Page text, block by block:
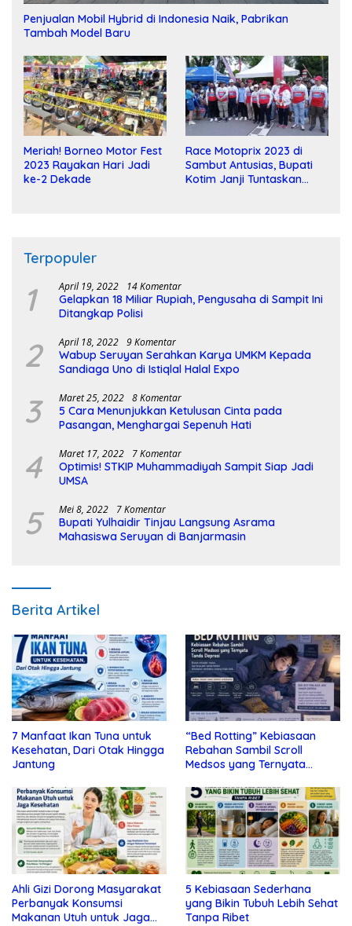
Penjualan Mobil Hybrid di Indonesia Naik, Pabrikan
Tambah Model Baru
Meriah! Borneo Motor Fest
2023 Rayakan Hari Jadi
ke-2 Dekade
Race Motoprix 2023 di
Sambut Antusias, Bupati
Kotim Janji Tuntaskan
Terpopuler
1 April 19, 2022 14 Komentar
Gelapkan 18 Miliar Rupiah, Pengusaha di Sampit Ini
Ditangkap Polisi
2 April 18, 2022 9 Komentar
Wabup Seruyan Serahkan Karya UMKM Kepada
Sandiaga Uno di Istiqlal Halal Expo
3 Maret 25, 2022 8 Komentar
5 Cara Menunjukkan Ketulusan Cinta pada
Pasangan, Menghargai Sepenuh Hati
4 Maret 17, 2022 7 Komentar
Optimis! STKIP Muhammadiyah Sampit Siap Jadi
UMSA
5 Mei 8, 2022 7 Komentar
Bupati Yulhaidir Tinjau Langsung Asrama
Mahasiswa Seruyan di Banjarmasin
Berita Artikel
7 Manfaat Ikan Tuna untuk
Kesehatan, Dari Otak Hingga
Jantung
“Bed Rotting” Kebiasaan
Rebahan Sambil Scroll
Medsos yang Ternyata
Ahli Gizi Dorong Masyarakat
Perbanyak Konsumsi
Makanan Utuh untuk Jaga
5 Kebiasaan Sederhana
yang Bikin Tubuh Lebih Sehat
Tanpa Ribet